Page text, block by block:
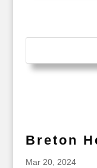
Breton
Mar 20, 2024